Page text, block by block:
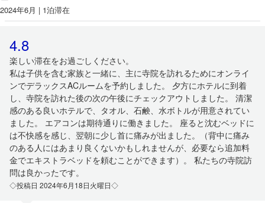
2024年6月 | 1泊滞在
4.8
楽しい滞在をお過ごしください。
私は子供を含む家族と一緒に、主に寺院を訪れるためにオンライ
ンでデラックスACルームを予約しました。 夕方にホテルに到着
し、寺院を訪れた後の次の午後にチェックアウトしました。 清潔
感のある良いホテルで、タオル、石鹸、水ボトルが用意されてい
ました。 エアコンは期待通りに働きました。 座ると沈むベッドに
は不快感を感じ、翌朝に少し首に痛みが出ました。（背中に痛み
のある人にはあまり良くないかもしれませんが、必要なら追加料
金でエキストラベッドを頼むことができます）。 私たちの寺院訪
問は良かったです。
◇投稿日 2024年6月18日火曜日◇